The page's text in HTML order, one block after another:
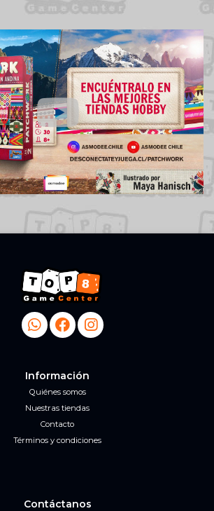
Información
Quiénes somos
Nuestras tiendas
Contacto
Términos y condiciones
Contáctanos